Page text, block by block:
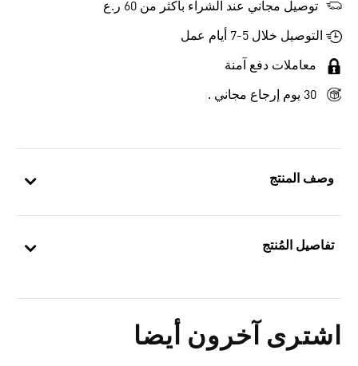
وصف المنتج
تفاصيل المُنتج
اشترى آخرون أيضا
توصيل مجاني عند الشراء بأكثر من 60 ر.ع
التوصيل خلال 5-7 أيام عمل
معاملات دفع آمنة